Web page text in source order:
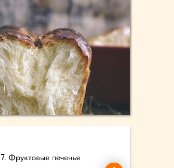
7. Фруктовые печенья